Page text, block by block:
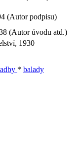
(Autor podpisu)
(Autor úvodu atd.)
1930
* balady